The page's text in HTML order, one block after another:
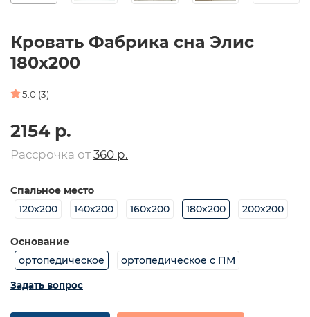
Кровать Фабрика сна Элис
180х200
5.0 (3)
2154 р.
Рассрочка от 360 р.
Спальное место
120х200
140х200 160х200 180х200 200х200
Основание
ортопедическое
ортопедическое с ПМ
Задать вопрос